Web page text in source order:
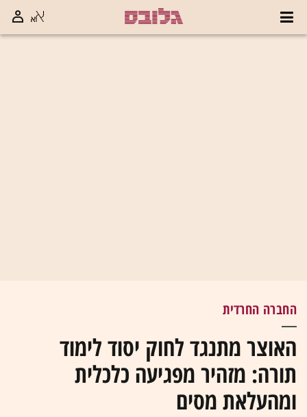
החברה החרדית
האוצר מתנגד לחוק יסוד לימוד
תורה: מזהיר מפגיעה כלכלית
ומהעלאת מסים